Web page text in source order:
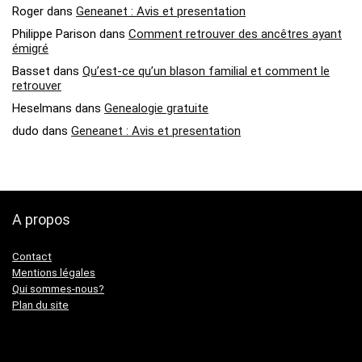
Roger dans Geneanet : Avis et presentation
Philippe Parison dans Comment retrouver des ancêtres ayant
émigré
Basset dans Qu’est-ce qu’un blason familial et comment le
retrouver
Heselmans dans Genealogie gratuite
dudo dans Geneanet : Avis et presentation
A propos
Contact
Mentions légales
Qui sommes-nous?
Plan du site